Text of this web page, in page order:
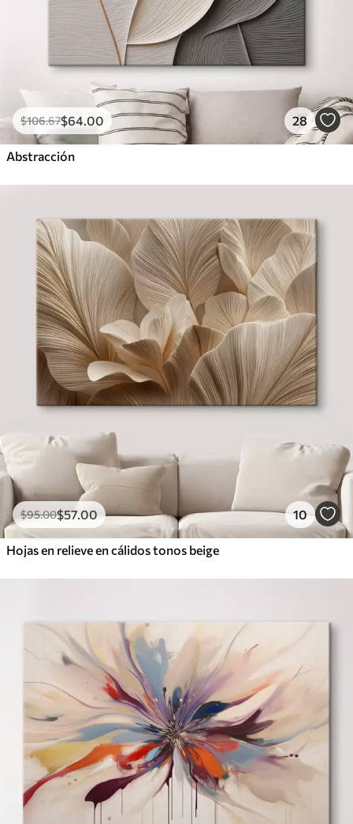
$106.67$64.00 28
Abstracción
$95.00$57.00 10
Hojas en relieve en cálidos tonos beige